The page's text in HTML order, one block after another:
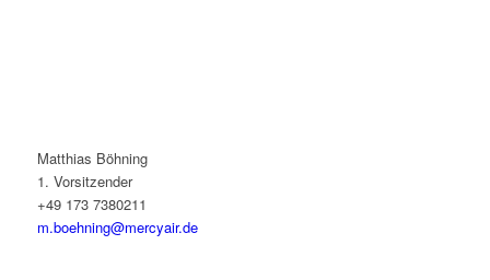
Matthias Böhning
1. Vorsitzender
+49 173 7380211
m.boehning@mercyair.de